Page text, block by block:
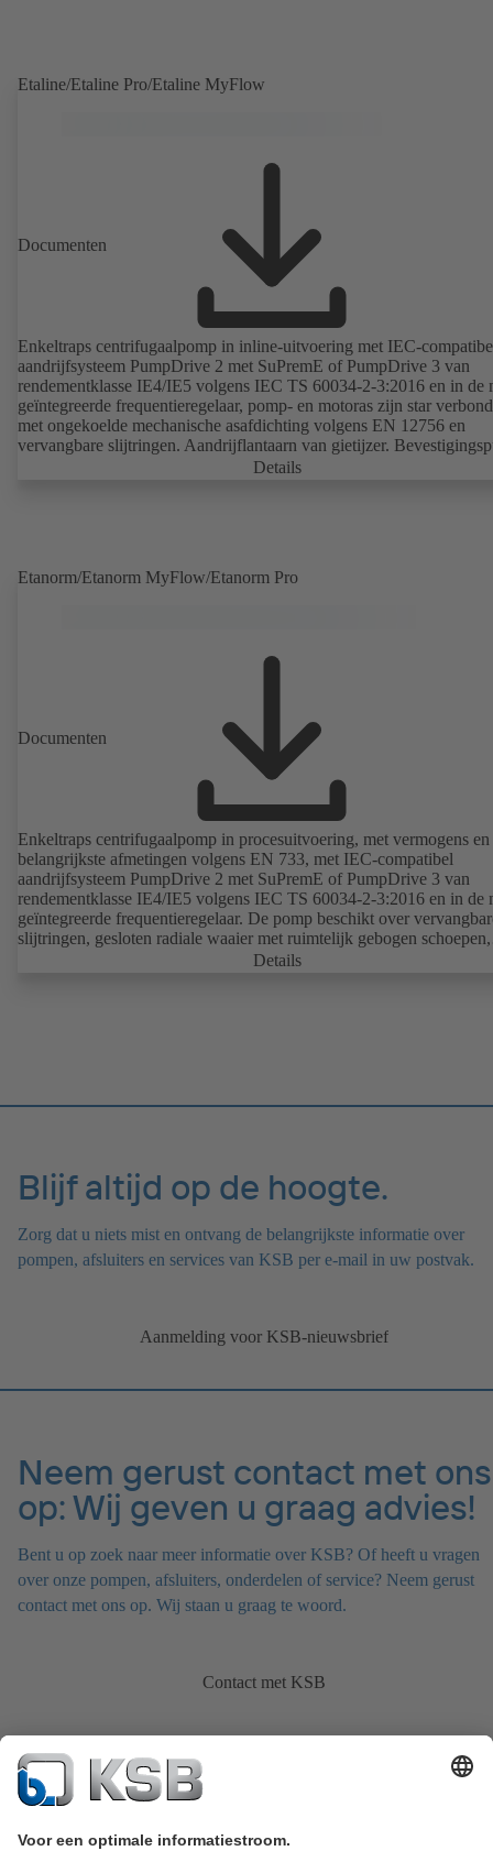
Etaline/Etaline Pro/Etaline MyFlow
Documenten
Enkeltraps centrifugaalpomp in inline-uitvoering met IEC-
aandrijfsysteem PumpDrive 2 met SuPremE of PumpDrive 3 van
rendementklasse IE4/IE5 volgens IEC TS 60034-2-3:2016 en in de
geïntegreerde frequentieregelaar, pomp- en motoras zijn star
met ongekoelde mechanische asafdichting volgens EN 12756 en
vervangbare slijtringen. Aandrijflantaarn van gietijzer.
Details
Etanorm/Etanorm MyFlow/Etanorm Pro
Documenten
Enkeltraps centrifugaalpomp in procesuitvoering, met vermogens en
belangrijkste afmetingen volgens EN 733, met IEC-compatibel
aandrijfsysteem PumpDrive 2 met SuPremE of PumpDrive 3 van
rendementklasse IE4/IE5 volgens IEC TS 60034-2-3:2016 en in de
geïntegreerde frequentieregelaar. De pomp beschikt over
slijtringen, gesloten radiale waaier met ruimtelijk gebogen schoepen,
enkelwerkende mechanische asafdichting volgens EN 12756, as ter
Details
Blijf altijd op de hoogte.
Zorg dat u niets mist en ontvang de belangrijkste informatie over
pompen, afsluiters en services van KSB per e-mail in uw postvak.
Aanmelding voor KSB-nieuwsbrief
Neem gerust contact met ons
op: Wij geven u graag advies!
Bent u op zoek naar meer informatie over KSB? Of heeft u vragen
over onze pompen, afsluiters, onderdelen of service? Neem gerust
contact met ons op. Wij staan u graag te woord.
Contact met KSB